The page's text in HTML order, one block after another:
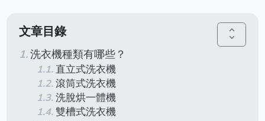
文章目錄 unfold_more
洗衣機種類有哪些？
直立式洗衣機
滾筒式洗衣機
洗脫烘一體機
雙槽式洗衣機